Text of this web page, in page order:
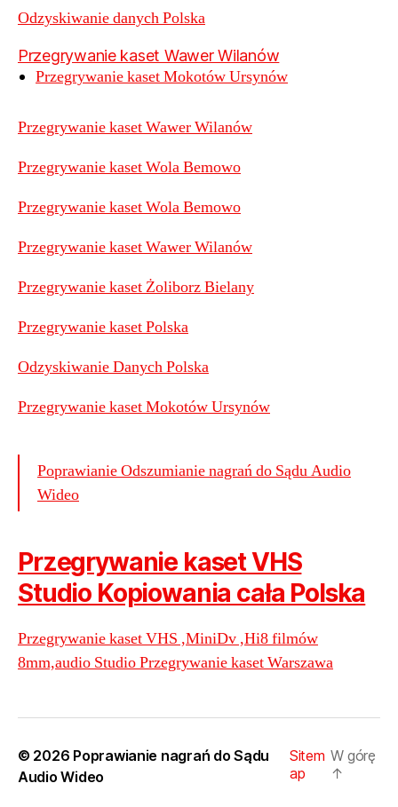
Odzyskiwanie danych Polska
Przegrywanie kaset Wawer Wilanów
Przegrywanie kaset Mokotów Ursynów
Przegrywanie kaset Wawer Wilanów
Przegrywanie kaset Wola Bemowo
Przegrywanie kaset Wola Bemowo
Przegrywanie kaset Wawer Wilanów
Przegrywanie kaset Żoliborz Bielany
Przegrywanie kaset Polska
Odzyskiwanie Danych Polska
Przegrywanie kaset Mokotów Ursynów
Poprawianie Odszumianie nagrań do Sądu Audio
Wideo
Przegrywanie kaset VHS
Studio Kopiowania cała Polska
Przegrywanie kaset VHS ,MiniDv ,Hi8 filmów
8mm,audio Studio Przegrywanie kaset Warszawa
© 2026 Poprawianie nagrań do Sądu
Audio Wideo
Sitem
ap
W górę
↑